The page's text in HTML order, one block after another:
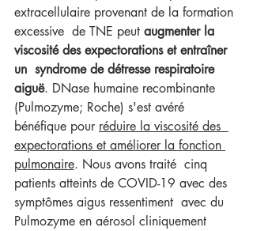
extracellulaire provenant de la formation
excessive  de TNE peut augmenter la
viscosité des expectorations et entraîner
un  syndrome de détresse respiratoire
aiguë. DNase humaine recombinante
(Pulmozyme; Roche) s'est avéré
bénéfique pour réduire la viscosité des
expectorations et améliorer la fonction
pulmonaire. Nous avons traité  cinq
patients atteints de COVID-19 avec des
symptômes aigus ressentiment  avec du
Pulmozyme en aérosol cliniquement